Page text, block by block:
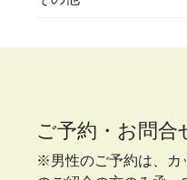
ご予約・お問合
※男性のご予約は、カ